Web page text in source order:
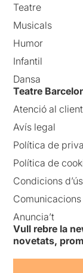
Teatre
Musicals
Humor
Infantil
Dansa
Teatre
Atenció al client
Avís legal
Política de
Política de
Condicions d’ús
Anuncia’t
Vull rebre la
novetats,